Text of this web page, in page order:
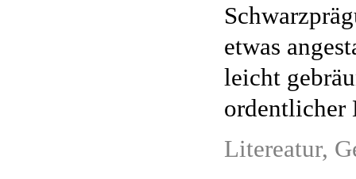
etwas
leicht
ordentlicher
Litereatur,